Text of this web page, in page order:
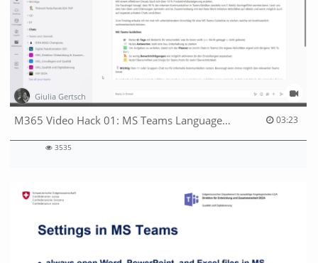
Giulia Gertsch
M365 Video Hack 01: MS Teams Language Settings, Translation, Autostart, Separating Chats & Teams 03:23
03:23 duration
3535